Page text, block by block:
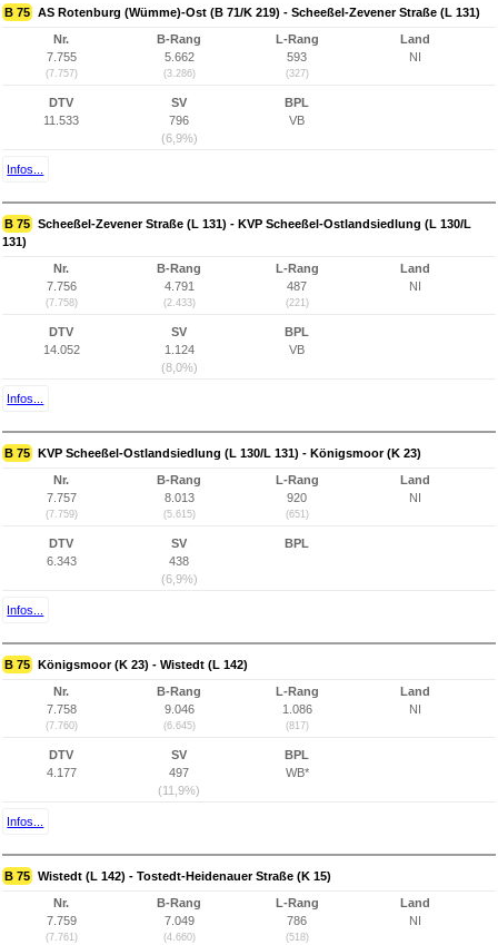
B 75 AS Rotenburg (Wümme)-Ost (B 71/K 219) - Scheeßel-Zevener Straße (L 131)
Nr.
7.755
(7.757)
B-Rang
5.662
(3.286)
L-Rang
593
(327)
Land
NI
DTV
11.533
SV
796
(6,9%)
BPL
VB
Infos...
B 75 Scheeßel-Zevener Straße (L 131) - KVP Scheeßel-Ostlandsiedlung (L 130/L
131)
Nr.
7.756
(7.758)
B-Rang
4.791
(2.433)
L-Rang
487
(221)
Land
NI
DTV
14.052
SV
1.124
(8,0%)
BPL
VB
Infos...
B 75 KVP Scheeßel-Ostlandsiedlung (L 130/L 131) - Königsmoor (K 23)
Nr.
7.757
(7.759)
B-Rang
8.013
(5.615)
L-Rang
920
(651)
Land
NI
DTV
6.343
SV
438
(6,9%)
BPL
Infos...
B 75 Königsmoor (K 23) - Wistedt (L 142)
Nr.
7.758
(7.760)
B-Rang
9.046
(6.645)
L-Rang
1.086
(817)
Land
NI
DTV
4.177
SV
497
(11,9%)
BPL
WB*
Infos...
B 75 Wistedt (L 142) - Tostedt-Heidenauer Straße (K 15)
Nr.
7.759
(7.761)
B-Rang
7.049
(4.660)
L-Rang
786
(518)
Land
NI